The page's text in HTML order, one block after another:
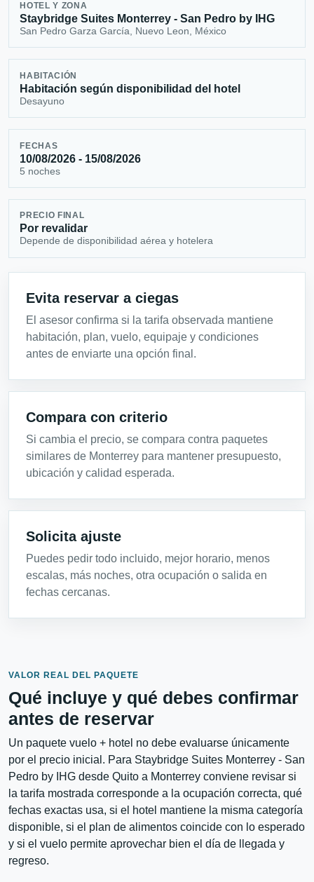
HOTEL Y ZONA
Staybridge Suites Monterrey - San Pedro by IHG
San Pedro Garza García, Nuevo Leon, México
HABITACIÓN
Habitación según disponibilidad del hotel
Desayuno
FECHAS
10/08/2026 - 15/08/2026
5 noches
PRECIO FINAL
Por revalidar
Depende de disponibilidad aérea y hotelera
Evita reservar a ciegas
El asesor confirma si la tarifa observada mantiene
habitación, plan, vuelo, equipaje y condiciones
antes de enviarte una opción final.
Compara con criterio
Si cambia el precio, se compara contra paquetes
similares de Monterrey para mantener presupuesto,
ubicación y calidad esperada.
Solicita ajuste
Puedes pedir todo incluido, mejor horario, menos
escalas, más noches, otra ocupación o salida en
fechas cercanas.
VALOR REAL DEL PAQUETE
Qué incluye y qué debes confirmar
antes de reservar
Un paquete vuelo + hotel no debe evaluarse únicamente
por el precio inicial. Para Staybridge Suites Monterrey - San
Pedro by IHG desde Quito a Monterrey conviene revisar si
la tarifa mostrada corresponde a la ocupación correcta, qué
fechas exactas usa, si el hotel mantiene la misma categoría
disponible, si el plan de alimentos coincide con lo esperado
y si el vuelo permite aprovechar bien el día de llegada y
regreso.